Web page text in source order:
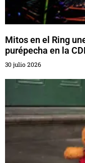
Mitos en el Ring
purépecha en la
30 julio 2026